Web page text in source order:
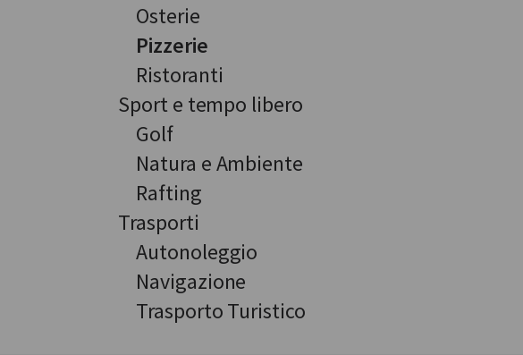
Osterie
Pizzerie
Ristoranti
Sport e tempo libero
Golf
Natura e Ambiente
Rafting
Trasporti
Autonoleggio
Navigazione
Trasporto Turistico